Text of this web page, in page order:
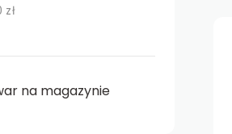
na magazynie